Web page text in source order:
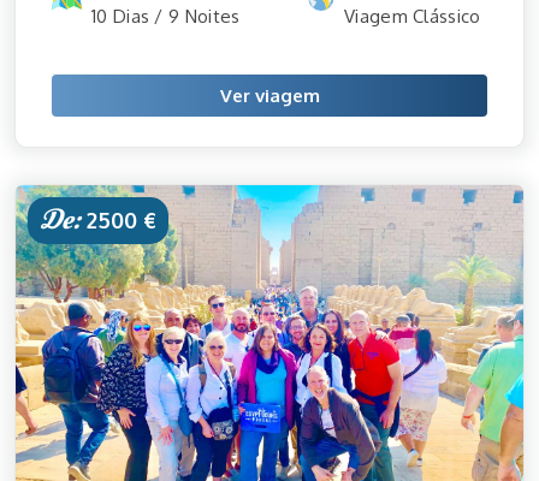
10 Dias / 9 Noites Viagem Clássico
Ver viagem
De:2500 €